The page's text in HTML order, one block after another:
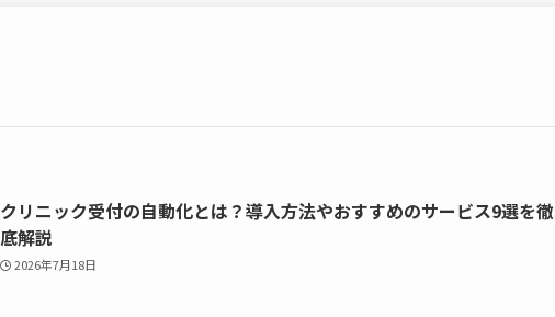
クリニック受付の自動化とは？導入方法やおすすめのサービス9選を徹
底解説
2026年7月18日